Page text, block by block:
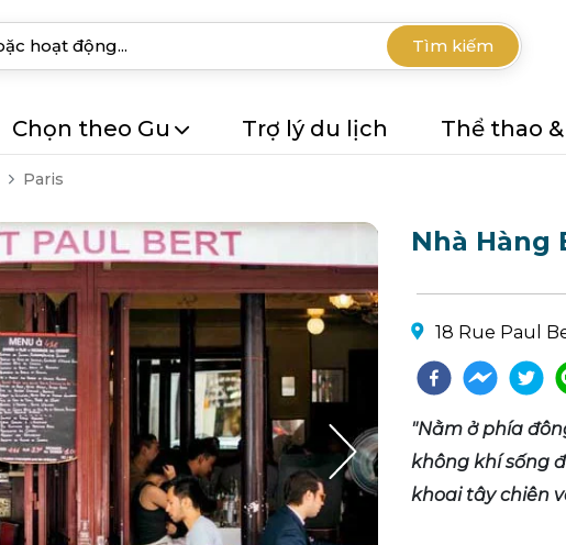
Tìm kiếm
Chọn theo Gu Trợ lý du lịch Thể thao
Paris
Nhà Hàng
18 Rue Paul
"Nằm ở phía
không khí sống
khoai tây chiên